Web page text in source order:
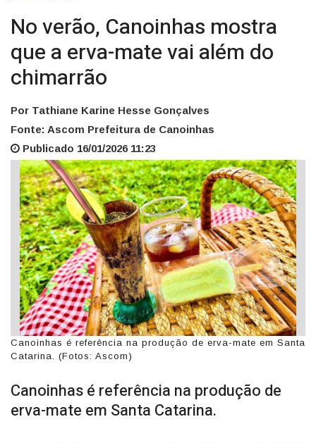
No verão, Canoinhas mostra
que a erva-mate vai além do
chimarrão
Por Tathiane Karine Hesse Gonçalves
Fonte: Ascom Prefeitura de Canoinhas
Publicado 16/01/2026 11:23
Canoinhas é referência na produção de erva-mate em Santa
Catarina. (Fotos: Ascom)
Canoinhas é referência na produção de
erva-mate em Santa Catarina.